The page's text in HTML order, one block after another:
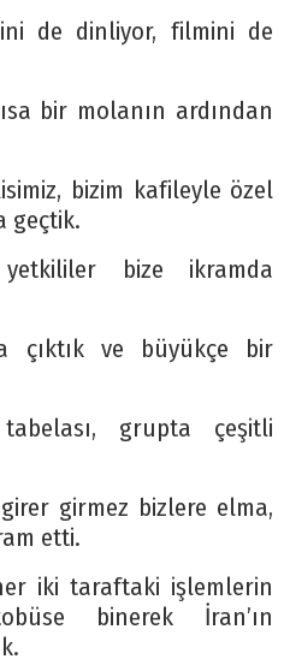
de dinliyor, filmini de
bir molanın ardından
bizim kafileyle özel
geçtik.
bize ikramda
çıktık ve büyükçe bir
grupta çeşitli
girmez bizlere elma,
etti.
iki taraftaki işlemlerin
binerek İran’ın